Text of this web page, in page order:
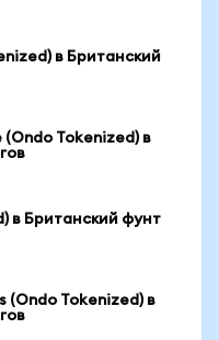
в Британский
Tokenized) в
в Британский фунт
(Ondo Tokenized) в